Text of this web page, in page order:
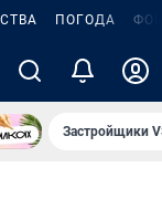
ПОГОДА
Застройщики